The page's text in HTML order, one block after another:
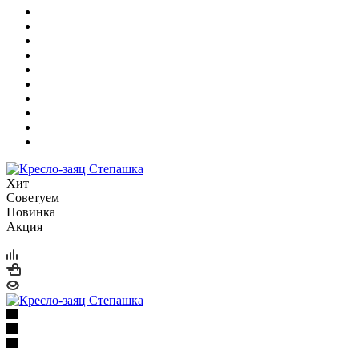
Хит
Советуем
Новинка
Акция